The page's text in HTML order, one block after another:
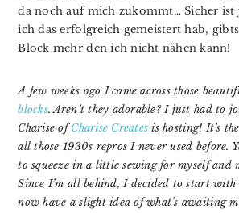
da noch auf mich zukommt… Sicher ist
ich das erfolgreich gemeistert hab,
Block mehr den ich nicht nähen kann!
A few weeks ago I came across those
blocks. Aren’t they adorable? I just had to
Charise ofCharise Creates is hosting! It’s
all those 1930s repros I never used before.
to squeeze in a little sewing for myself and
Since I’m all behind, I decided to start with
now have a slight idea of what’s awaiting